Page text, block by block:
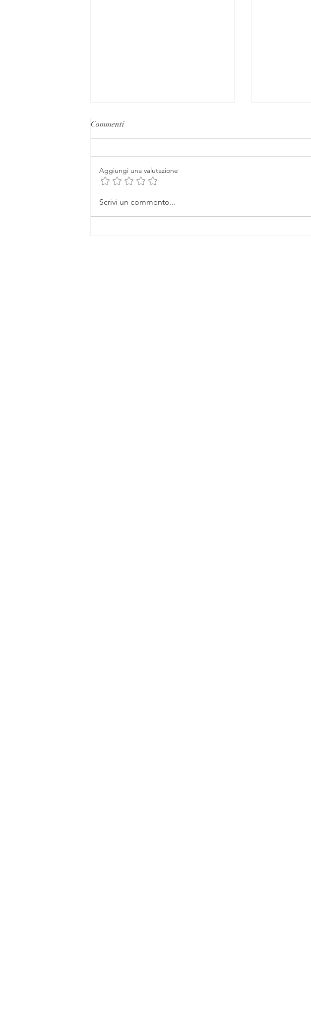
"Spuntino" di coraggio
Commenti
Aggiungi una valutazione
Scrivi un commento...